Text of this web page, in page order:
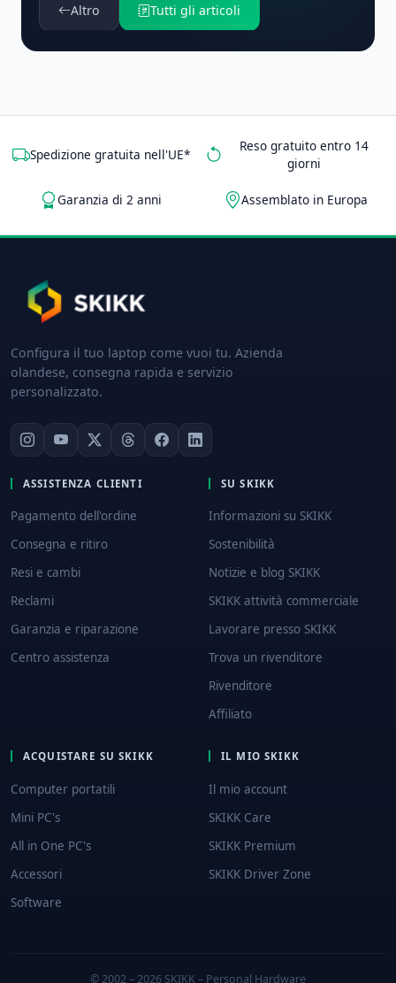
Altro Tutti gli articoli
Spedizione gratuita nell'UE*
Reso gratuito entro 14
giorni
Garanzia di 2 anni Assemblato in Europa
Configura il tuo laptop come vuoi tu. Azienda
olandese, consegna rapida e servizio
personalizzato.
ASSISTENZA CLIENTI
Pagamento dell'ordine
Consegna e ritiro
Resi e cambi
Reclami
Garanzia e riparazione
Centro assistenza
SU SKIKK
Informazioni su SKIKK
Sostenibilità
Notizie e blog SKIKK
SKIKK attività commerciale
Lavorare presso SKIKK
Trova un rivenditore
Rivenditore
Affiliato
ACQUISTARE SU SKIKK
Computer portatili
Mini PC's
All in One PC's
Accessori
Software
IL MIO SKIKK
Il mio account
SKIKK Care
SKIKK Premium
SKIKK Driver Zone
© 2002 – 2026 SKIKK – Personal Hardware